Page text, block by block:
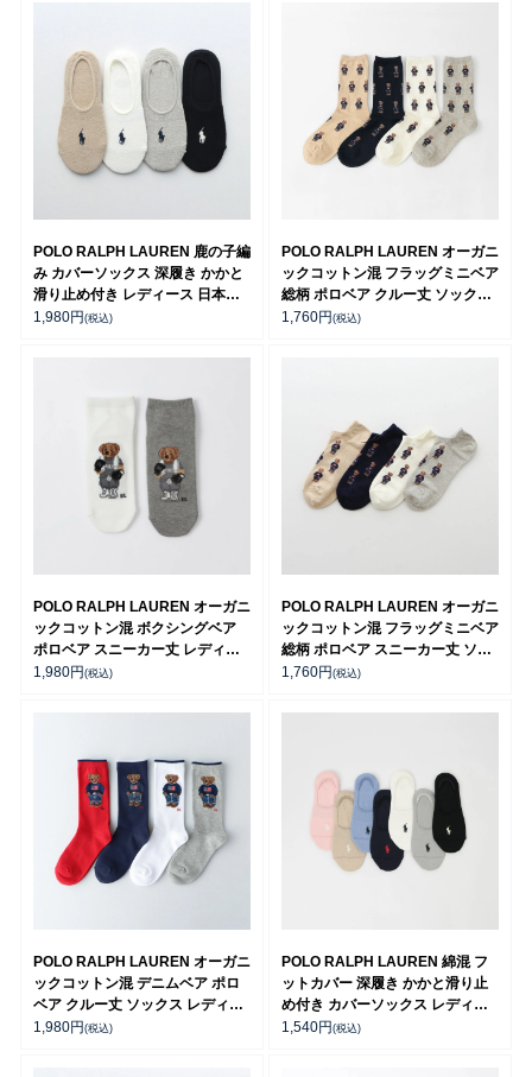
POLO RALPH LAUREN 鹿の子編
み カバーソックス 深履き かかと
滑り止め付き レディース 日本製
03207924
1,980円(税込)
POLO RALPH LAUREN オーガニ
ックコットン混 フラッグミニベア
総柄 ポロベア クルー丈 ソックス
レディース 03207557
1,760円(税込)
POLO RALPH LAUREN オーガニ
ックコットン混 ボクシングベア
ポロベア スニーカー丈 レディー
ス ソックス 03207818
1,980円(税込)
POLO RALPH LAUREN オーガニ
ックコットン混 フラッグミニベア
総柄 ポロベア スニーカー丈 ソッ
クス レディース 03207937
1,760円(税込)
POLO RALPH LAUREN オーガニ
ックコットン混 デニムベア ポロ
ベア クルー丈 ソックス レディー
ス 03207241
1,980円(税込)
POLO RALPH LAUREN 綿混 フ
ットカバー 深履き かかと滑り止
め付き カバーソックス レディー
ス 03207940
1,540円(税込)